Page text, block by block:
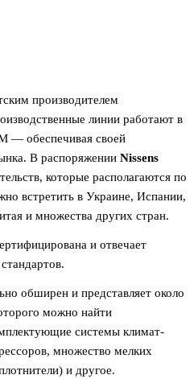
производителем
линии работают в
— обеспечивая своей
В распоряжении Nissens
которые располагаются по
встретить в Украине, Испании,
и множества других стран.
и отвечает
обширен и представляет около
можно найти
системы климат-
множество мелких
и другое.